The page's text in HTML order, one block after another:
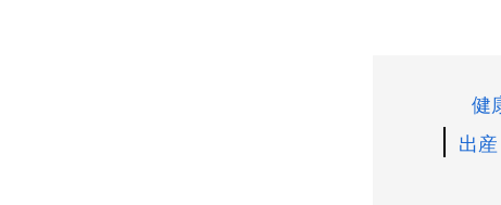
健
出